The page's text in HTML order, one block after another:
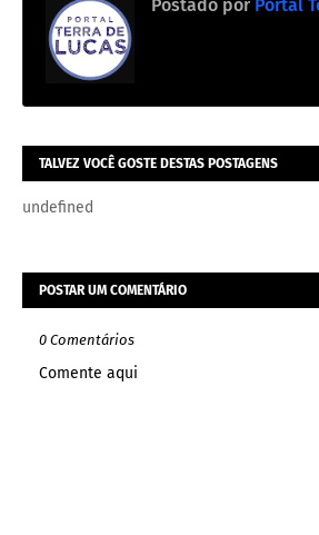
Postado por Portal
TALVEZ VOCÊ GOSTE DESTAS POSTAGENS
undefined
POSTAR UM COMENTÁRIO
0 Comentários
Comente aqui